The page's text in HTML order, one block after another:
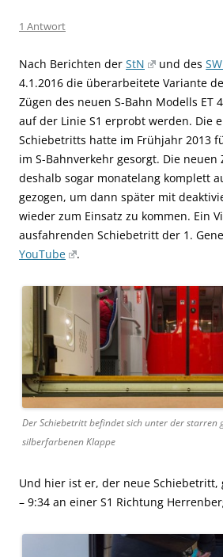
1 Antwort
Nach Berichten der StN und des
4.1.2016 die überarbeitete Variante
Zügen des neuen S-Bahn Modells ET
auf der Linie S1 erprobt werden. Die
Schiebetritts hatte im Frühjahr 2013
im S-Bahnverkehr gesorgt. Die neuen
deshalb sogar monatelang komplett
gezogen, um dann später mit
wieder zum Einsatz zu kommen. Ein
ausfahrenden Schiebetritt der 1.
YouTube
.
Der Schiebetritt befindet sich unter der starren
silberfarbenen Klappe
Und hier ist er, der neue Schiebetritt,
– 9:34 an einer S1 Richtung